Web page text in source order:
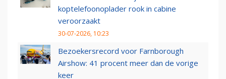
koptelefoonoplader rook in cabine
veroorzaakt
30-07-2026, 10:23
Bezoekersrecord voor Farnborough
Airshow: 41 procent meer dan de vorige
keer